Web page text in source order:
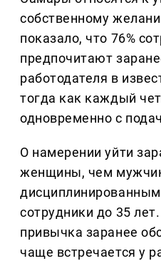
собственному
показало, что 76%
предпочитают
работодателя в
тогда как каждый
одновременно с
О намерении уйти
женщины, чем
сотрудники до 35
привычка заранее
чаще встречается у